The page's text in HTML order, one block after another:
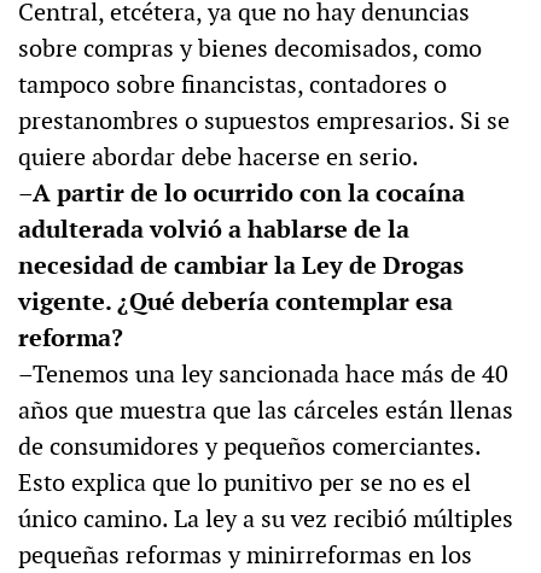
Central, etcétera, ya que no hay denuncias
sobre compras y bienes decomisados, como
tampoco sobre financistas, contadores o
prestanombres o supuestos empresarios. Si se
quiere abordar debe hacerse en serio.
–A partir de lo ocurrido con la cocaína
adulterada volvió a hablarse de la
necesidad de cambiar la Ley de Drogas
vigente. ¿Qué debería contemplar esa
reforma?
–Tenemos una ley sancionada hace más de 40
años que muestra que las cárceles están llenas
de consumidores y pequeños comerciantes.
Esto explica que lo punitivo per se no es el
único camino. La ley a su vez recibió múltiples
pequeñas reformas y minirreformas en los